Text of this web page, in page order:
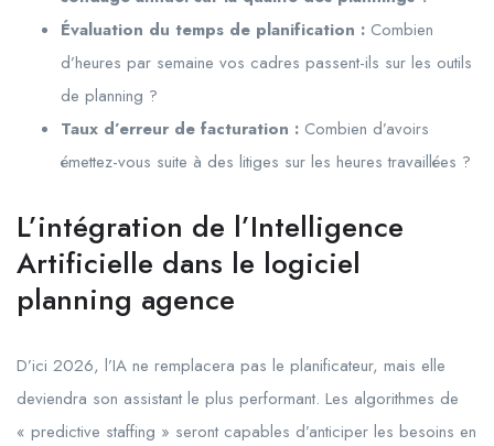
Évaluation du temps de planification : Combien
d’heures par semaine vos cadres passent-ils sur les outils
de planning ?
Taux d’erreur de facturation : Combien d’avoirs
émettez-vous suite à des litiges sur les heures travaillées ?
L’intégration de l’Intelligence
Artificielle dans le logiciel
planning agence
D’ici 2026, l’IA ne remplacera pas le planificateur, mais elle
deviendra son assistant le plus performant. Les algorithmes de
« predictive staffing » seront capables d’anticiper les besoins en